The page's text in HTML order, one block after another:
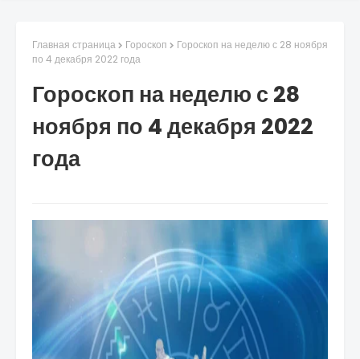
Главная страница Гороскоп
Гороскоп на неделю с 28 ноября
по 4 декабря 2022 года
Гороскоп на неделю с 28
ноября по 4 декабря 2022
года